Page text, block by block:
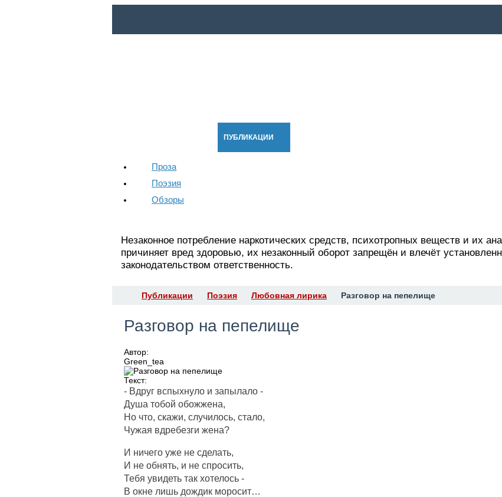
ПУБЛИКАЦИИ
Проза
Поэзия
Обзоры
Незаконное потребление наркотических средств, психотропных веществ и их
причиняет вред здоровью, их незаконный оборот запрещён и влечёт
законодательством ответственность.
Публикации Поэзия Любовная лирика Разговор на пепелище
Разговор на пепелище
Автор:
Green_tea
Текст:
- Вдруг вспыхнуло и запылало -
Душа тобой обожжена,
Но что, скажи, случилось, стало,
Чужая вдребезги жена?
И ничего уже не сделать,
И не обнять, и не спросить,
Тебя увидеть так хотелось -
В окне лишь дождик моросит…